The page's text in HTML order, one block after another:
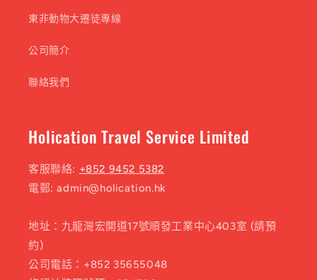
東非動物大遷徒專線
公司簡介
聯絡我們
Holication Travel Service Limited
客服聯絡: +852 9452 5382
電郵: admin@holication.hk
地址：九龍灣宏開道17號順發工業中心403室 (請預
約)
公司電話：+852 35655048